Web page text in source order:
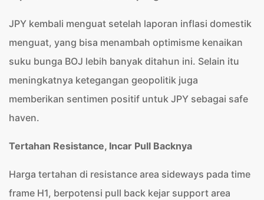
JPY kembali menguat setelah laporan inflasi domestik
menguat, yang bisa menambah optimisme kenaikan
suku bunga BOJ lebih banyak ditahun ini. Selain itu
meningkatnya ketegangan geopolitik juga
memberikan sentimen positif untuk JPY sebagai safe
haven.
Tertahan Resistance, Incar Pull Backnya
Harga tertahan di resistance area sideways pada time
frame H1, berpotensi pull back kejar support area